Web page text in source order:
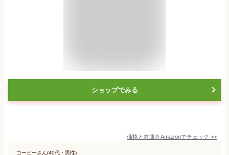
ショップでみる
価格と在庫をAmazonでチェック >>
コーヒーさん(40代・男性)